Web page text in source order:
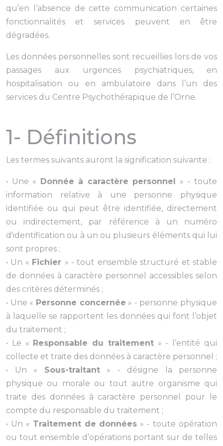
qu’en l’absence de cette communication certaines
fonctionnalités et services peuvent en être
dégradées.
Les données personnelles sont recueillies lors de vos
passages aux urgences psychiatriques, en
hospitalisation ou en ambulatoire dans l’un des
services du Centre Psychothérapique de l’Orne.
1- Définitions
Les termes suivants auront la signification suivante :
• Une « Donnée à caractère personnel » - toute
information relative à une personne physique
identifiée ou qui peut être identifiée, directement
ou indirectement, par référence à un numéro
d'identification ou à un ou plusieurs éléments qui lui
sont propres ;
• Un « Fichier » - tout ensemble structuré et stable
de données à caractère personnel accessibles selon
des critères déterminés ;
• Une « Personne concernée » - personne physique
à laquelle se rapportent les données qui font l’objet
du traitement ;
• Le « Responsable du traitement» - l’entité qui
collecte et traite des données à caractère personnel ;
• Un « Sous-traitant» - désigne la personne
physique ou morale ou tout autre organisme qui
traite des données à caractère personnel pour le
compte du responsable du traitement ;
• Un « Traitement de données » - toute opération
ou tout ensemble d’opérations portant sur de telles